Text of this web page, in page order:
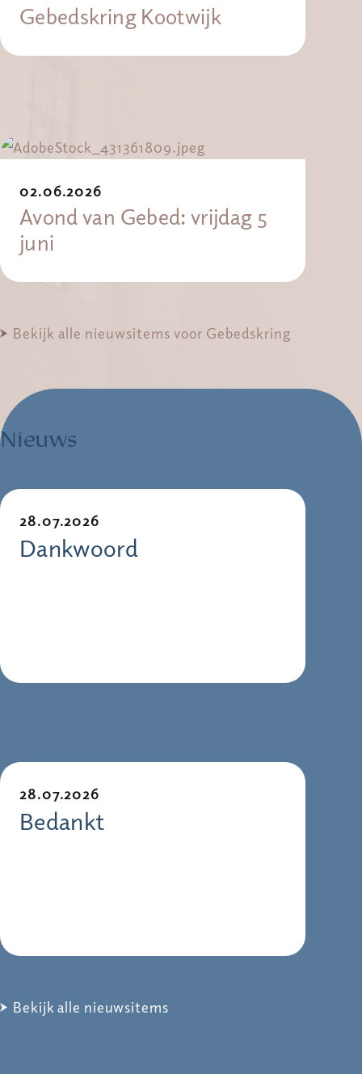
Gebedskring Kootwijk
02.06.2026
Avond van Gebed: vrijdag 5
juni
Bekijk alle nieuwsitems voor Gebedskring
Nieuws
28.07.2026
Dankwoord
28.07.2026
Bedankt
Bekijk alle nieuwsitems